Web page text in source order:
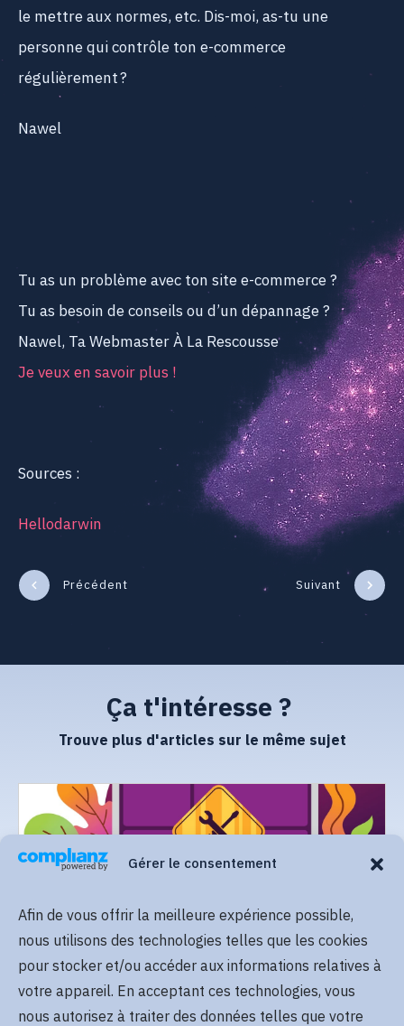
Gérer le consentement
Afin de vous offrir la meilleure expérience possible,
nous utilisons des technologies telles que les cookies
pour stocker et/ou accéder aux informations relatives à
votre appareil. En acceptant ces technologies, vous
nous autorisez à traiter des données telles que votre
le mettre aux normes, etc. Dis-moi, as-tu une
personne qui contrôle ton e-commerce
régulièrement ?
Nawel
Tu as un problème avec ton site e-commerce ?
Tu as besoin de conseils ou d’un dépannage ?
Nawel, Ta Webmaster À La Rescousse
Je veux en savoir plus !
Sources :
Hellodarwin
Précédent Suivant
Ça t'intéresse ?
Trouve plus d'articles sur le même sujet
Lire plus